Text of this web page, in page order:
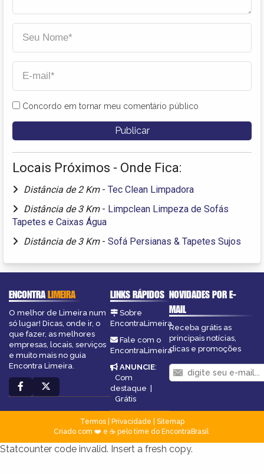
Concordo em tornar meu comentário público
Locais Próximos - Onde Fica:
Distância de 2 Km - Tec Clean Limpadora
Distância de 3 Km - Limpclean Limpeza de Sofás
Tapetes e Caixas Água
Distância de 3 Km - Sofá Persianas & Tapetes Sujos
ENCONTRALIMEIRA
O melhor de Limeira num
só lugar! Dicas, onde ir, o
que fazer, as melhores
empresas, locais, serviços
e muito mais no guia
Encontra Limeira.
LINKS RÁPIDOS
Sobre
EncontraLimeira
Fale com o
EncontraLimeira
ANUNCIE:
Com
destaque |
Grátis
NOVIDADES POR E-
MAIL
Receba grátis as
principais notícias,
dicas e promoções
Termos| Privacidade
Sitemap
Criado com ❤️ e ☕ pelo time do EncontraBrasil
Statcounter code invalid. Insert a fresh copy.